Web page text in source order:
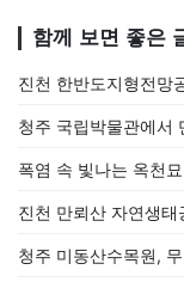
함께 보면 좋은
진천 한반도지형전망
청주 국립박물관에서
폭염 속 빛나는 옥천
진천 만뢰산 자연생
청주 미동산수목원,